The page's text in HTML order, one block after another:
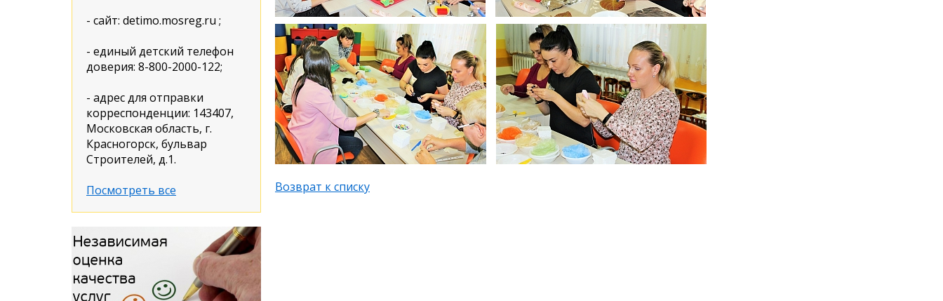
Возврат к списку
- сайт: detimo.mosreg.ru ;
- единый детский телефон
доверия: 8-800-2000-122;
- адрес для отправки
корреспонденции: 143407,
Московская область, г.
Красногорск, бульвар
Строителей, д.1.
Посмотреть все